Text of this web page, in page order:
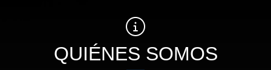
QUIÉNES SOMOS